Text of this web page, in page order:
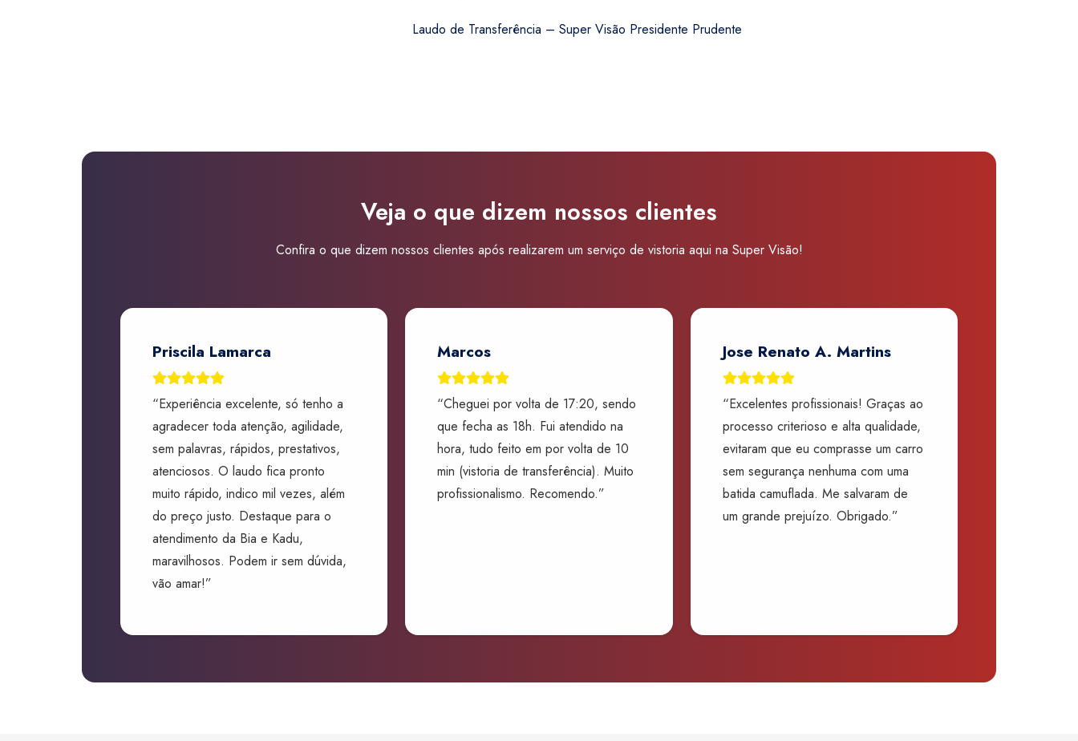
R$150,00.R$119,00.
Transferência
quantidade
Laudo de Transferência – Super Visão Presidente Prudente
Veja o que dizem nossos clientes
Confira o que dizem nossos clientes após realizarem um serviço de vistoria aqui na Super Visão!
Priscila Lamarca
“Experiência excelente, só tenho a
agradecer toda atenção, agilidade,
sem palavras, rápidos, prestativos,
atenciosos. O laudo fica pronto
muito rápido, indico mil vezes, além
do preço justo. Destaque para o
atendimento da Bia e Kadu,
maravilhosos. Podem ir sem dúvida,
vão amar!”
Marcos
“Cheguei por volta de 17:20, sendo
que fecha as 18h. Fui atendido na
hora, tudo feito em por volta de 10
min (vistoria de transferência). Muito
profissionalismo. Recomendo.”
Jose Renato A. Martins
“Excelentes profissionais! Graças ao
processo criterioso e alta qualidade,
evitaram que eu comprasse um carro
sem segurança nenhuma com uma
batida camuflada. Me salvaram de
um grande prejuízo. Obrigado.”